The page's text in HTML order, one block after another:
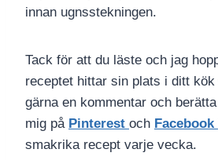
innan ugnsstekningen.
Tack för att du läste och jag
receptet hittar sin plats i ditt
gärna en kommentar och
mig på Pinterest och Facebook
smakrika recept varje vecka.